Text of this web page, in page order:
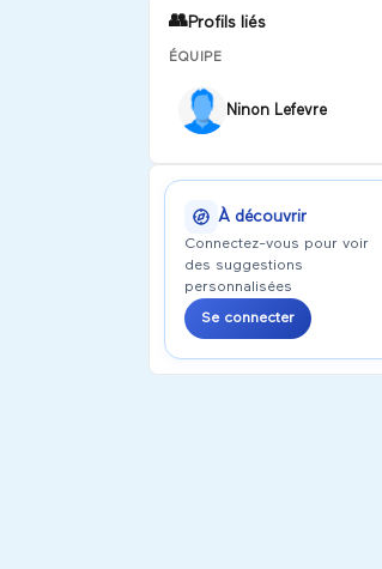
👥Profils liés
ÉQUIPE
Ninon Lefevre
À découvrir
Connectez-vous pour voir
des suggestions
personnalisées
Se connecter